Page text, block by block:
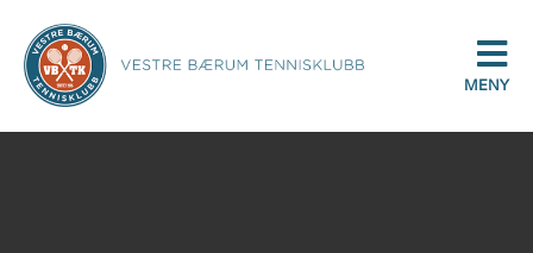
MENY